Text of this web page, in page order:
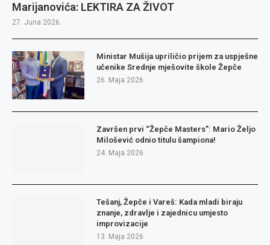
Marijanovića: LEKTIRA ZA ŽIVOT
27. Juna 2026.
Ministar Mušija upriličio prijem za uspješne
učenike Srednje mješovite škole Žepče
26. Maja 2026.
Završen prvi “Žepče Masters”: Mario Željo
Milošević odnio titulu šampiona!
24. Maja 2026.
Tešanj, Žepče i Vareš: Kada mladi biraju
znanje, zdravlje i zajednicu umjesto
improvizacije
13. Maja 2026.